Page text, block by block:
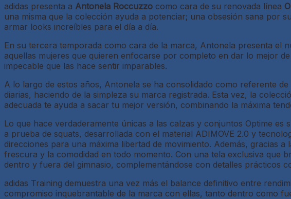
adidas presenta a Antonela Roccuzzo como cara de su renovada línea
una misma que la colección ayuda a potenciar; una obsesión sana por
armar looks increíbles para el día a día.
En su tercera temporada como cara de la marca, Antonela presenta el
aquellas mujeres que quieren enfocarse por completo en dar lo mejor
impecable que las hace sentir imparables.
A lo largo de estos años, Antonela se ha consolidado como referente
diarias, haciendo de la simpleza su marca registrada. Esta vez, la
adecuada te ayuda a sacar tu mejor versión, combinando la máxima
Lo que hace verdaderamente únicas a las calzas y conjuntos Optime
a prueba de squats, desarrollada con el material ADIMOVE 2.0 y
direcciones para una máxima libertad de movimiento. Además, gracias
frescura y la comodidad en todo momento. Con una tela exclusiva que
dentro y fuera del gimnasio, complementándose con detalles prácticos
adidas Training demuestra una vez más el balance definitivo entre
compromiso inquebrantable de la marca con ellas, tanto dentro como